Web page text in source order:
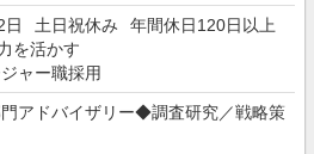
日 土日祝休み
年間休日120日以上
を活かす
ャー職採用
門アドバイザリー◆調査研究／戦略策